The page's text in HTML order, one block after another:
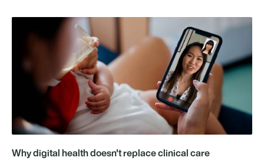
Why digital health doesn't replace clinical care